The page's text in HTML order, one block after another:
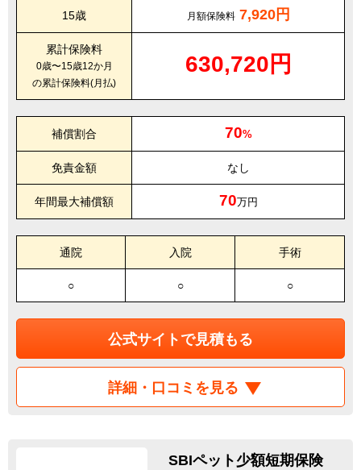
15歳 月額保険料 7,920円
累計保険料
0歳〜15歳12か月
の累計保険料(月払)
630,720円
補償割合 70%
免責金額 なし
年間最大補償額 70万円
通院 入院 手術
○ ○ ○
公式サイトで見積もる
詳細・口コミを見る
SBIペット少額短期保険